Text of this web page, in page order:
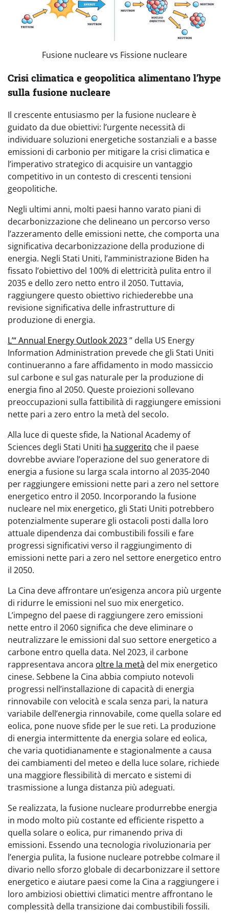
Fusione nucleare vs Fissione nucleare
Crisi climatica e geopolitica alimentano l’hype
sulla fusione nucleare
Il crescente entusiasmo per la fusione nucleare è
guidato da due obiettivi: l’urgente necessità di
individuare soluzioni energetiche sostanziali e a basse
emissioni di carbonio per mitigare la crisi climatica e
l’imperativo strategico di acquisire un vantaggio
competitivo in un contesto di crescenti tensioni
geopolitiche.
Negli ultimi anni, molti paesi hanno varato piani di
decarbonizzazione che delineano un percorso verso
l’azzeramento delle emissioni nette, che comporta una
significativa decarbonizzazione della produzione di
energia. Negli Stati Uniti, l’amministrazione Biden ha
fissato l’obiettivo del 100% di elettricità pulita entro il
2035 e dello zero netto entro il 2050. Tuttavia,
raggiungere questo obiettivo richiederebbe una
revisione significativa delle infrastrutture di
produzione di energia.
L’“ Annual Energy Outlook 2023” della US Energy
Information Administration prevede che gli Stati Uniti
continueranno a fare affidamento in modo massiccio
sul carbone e sul gas naturale per la produzione di
energia fino al 2050. Queste proiezioni sollevano
preoccupazioni sulla fattibilità di raggiungere emissioni
nette pari a zero entro la metà del secolo.
Alla luce di queste sfide, la National Academy of
Sciences degli Stati Uniti ha suggerito che il paese
dovrebbe avviare l’operazione del suo generatore di
energia a fusione su larga scala intorno al 2035-2040
per raggiungere emissioni nette pari a zero nel settore
energetico entro il 2050. Incorporando la fusione
nucleare nel mix energetico, gli Stati Uniti potrebbero
potenzialmente superare gli ostacoli posti dalla loro
attuale dipendenza dai combustibili fossili e fare
progressi significativi verso il raggiungimento di
emissioni nette pari a zero nel settore energetico entro
il 2050.
La Cina deve affrontare un’esigenza ancora più urgente
di ridurre le emissioni nel suo mix energetico.
L’impegno del paese di raggiungere zero emissioni
nette entro il 2060 significa che deve eliminare o
neutralizzare le emissioni dal suo settore energetico a
carbone entro quella data. Nel 2023, il carbone
rappresentava ancora oltre la metà del mix energetico
cinese. Sebbene la Cina abbia compiuto notevoli
progressi nell’installazione di capacità di energia
rinnovabile con velocità e scala senza pari, la natura
variabile dell’energia rinnovabile, come quella solare ed
eolica, pone nuove sfide per le sue reti. La produzione
di energia intermittente da energia solare ed eolica,
che varia quotidianamente e stagionalmente a causa
dei cambiamenti del meteo e della luce solare, richiede
una maggiore flessibilità di mercato e sistemi di
trasmissione a lunga distanza più adeguati.
Se realizzata, la fusione nucleare produrrebbe energia
in modo molto più costante ed efficiente rispetto a
quella solare o eolica, pur rimanendo priva di
emissioni. Essendo una tecnologia rivoluzionaria per
l’energia pulita, la fusione nucleare potrebbe colmare il
divario nello sforzo globale di decarbonizzare il settore
energetico e aiutare paesi come la Cina a raggiungere i
loro ambiziosi obiettivi climatici mentre affrontano le
complessità della transizione dai combustibili fossili.